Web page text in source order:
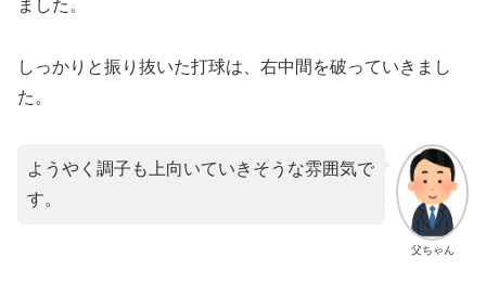
ました。
しっかりと振り抜いた打球は、右中間を破っていきまし
た。
父ちゃん
ようやく調子も上向いていきそうな雰囲気で
す。